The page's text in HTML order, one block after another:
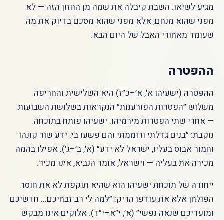
מגיע לשיאו. השבת קיבלה את שמה מן החזון הזה — לא
מפני שהוא מנחם, אלא מפני שהוא מסכם בדיוק את מה
שעומד מאחורי האבל של היום הבא.
ההפטרה
ההפטרה (ישעיהו א׳, א׳–כ״ז) היא השלישית והחריפה
משלוש ״הפטרות הפורענות״ הנקראות בשלושת השבועות
— אחרי שתי הפטרות מירמיהו. ישעיהו פותח בתוכחה
נוקבת: ״בנים גדלתי ורוממתי והם פשעו בי. ידע שור קונהו
וחמור אבוס בעליו, ישראל לא ידע״ (א׳, ב׳–ג׳). אפילו בהמה
מכירה את בעליה — וישראל, אומר הנביא, אינו מכיר.
ייחודה של תוכחת ישעיהו הוא שהיא תוקפת לא את חוסר
הפולחן אלא את עודפו הריק: ״למה לי רב זבחיכם... חדשיכם
ומועדיכם שנאה נפשי״ (א׳, י״א–י״ד). אלוקים אינו מבקש